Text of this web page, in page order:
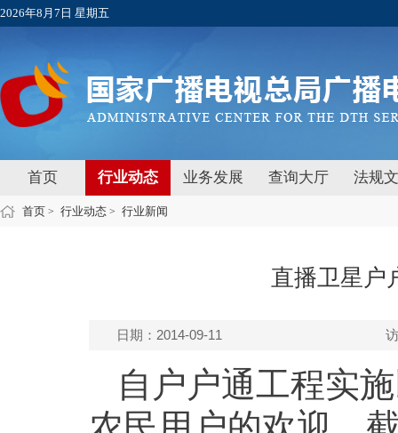
2026年8月7日 星期五
首页 行业动态 业务发展 查询大厅 法规
首页 > 行业动态 > 行业新闻
直播卫星户
日期：2014-09-11
自户户通工程实